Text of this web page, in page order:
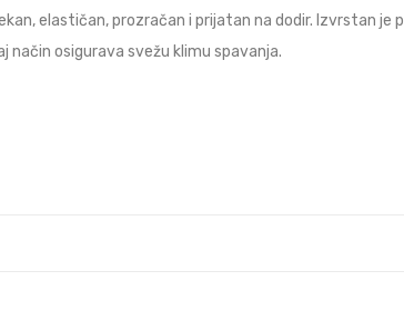
elastičan, prozračan i prijatan na dodir. Izvrstan
osigurava svežu klimu spavanja.